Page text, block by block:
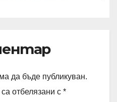
да бъде публикуван.
отбелязани с *